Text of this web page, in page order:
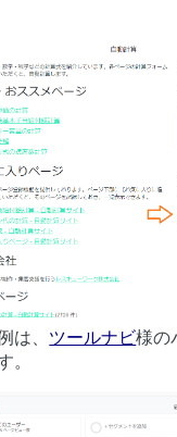
は、 ツールナビ様の
。